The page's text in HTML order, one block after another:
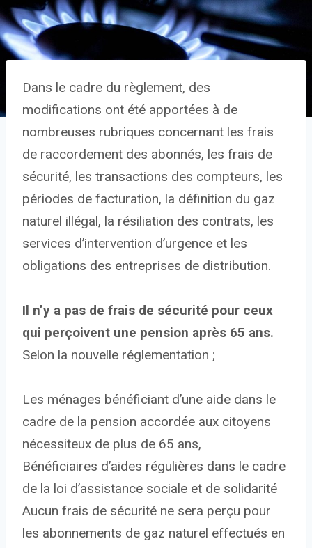
Dans le cadre du règlement, des
modifications ont été apportées à de
nombreuses rubriques concernant les frais
de raccordement des abonnés, les frais de
sécurité, les transactions des compteurs, les
périodes de facturation, la définition du gaz
naturel illégal, la résiliation des contrats, les
services d’intervention d’urgence et les
obligations des entreprises de distribution.
Il n’y a pas de frais de sécurité pour ceux
qui perçoivent une pension après 65 ans.
Selon la nouvelle réglementation ;
Les ménages bénéficiant d’une aide dans le
cadre de la pension accordée aux citoyens
nécessiteux de plus de 65 ans,
Bénéficiaires d’aides régulières dans le cadre
de la loi d’assistance sociale et de solidarité
Aucun frais de sécurité ne sera perçu pour
les abonnements de gaz naturel effectués en